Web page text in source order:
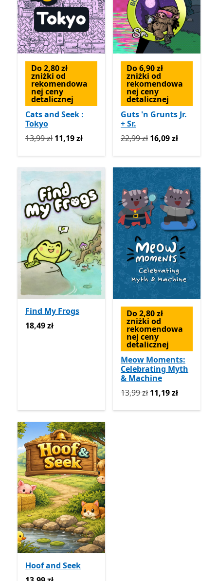
Do 2,80 zł
zniżki od
rekomendowa
nej ceny
detalicznej
Cats and Seek :
Tokyo
Pierwotnie 13,99 zł teraz 11,19 zł
13,99 zł 11,19 zł
Do 6,90 zł
zniżki od
rekomendowa
nej ceny
detalicznej
Guts 'n Grunts Jr.
+ Sr.
Pierwotnie 22,99 zł teraz
22,99 zł 16,09 zł
Find My Frogs
18,49 zł
18,49 zł
Do 2,80 zł
zniżki od
rekomendowa
nej ceny
detalicznej
Meow Moments:
Celebrating Myth
& Machine
Pierwotnie 13,99 zł teraz
13,99 zł 11,19 zł
Hoof and Seek